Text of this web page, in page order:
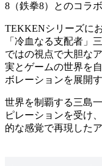
8（鉄拳8）とのコラ
TEKKENシリーズに
「冷血なる支配者」
ではの視点で大胆な
実とゲームの世界を
ボレーションを展開す
世界を制覇する三島
ピレーションを受け
的な感覚で再現した